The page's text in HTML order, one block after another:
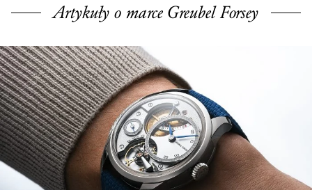
Artykuły o marce Greubel Forsey